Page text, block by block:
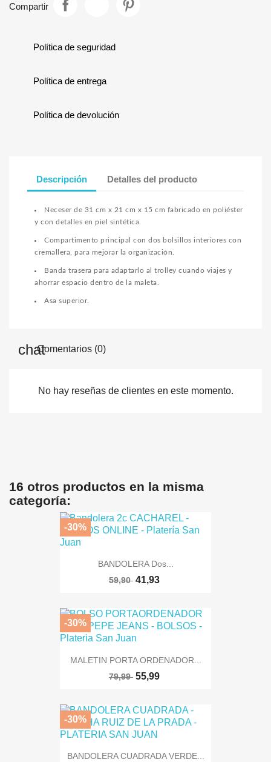
Compartir
Política de seguridad
Política de entrega
Política de devolución
Descripción Detalles del producto
Neceser de 31 cm x 21 cm x 15 cm fabricado en poliéster
y con detalles en piel sintética.
Compartimento principal con dos bolsillos interiores con
cremallera, para mejorar la organización.
Banda trasera para adaptarlo al trolley cuando viajes y
ahorrar espacio dentro de la maleta.
Asa superior.
Comentarios (0)
No hay reseñas de clientes en este momento.
16 otros productos en la misma
categoría:
BANDOLERA Dos...
59,90 41,93
-30%
MALETIN PORTA ORDENADOR...
79,99 55,99
-30%
BANDOLERA CUADRADA VERDE...
-30%